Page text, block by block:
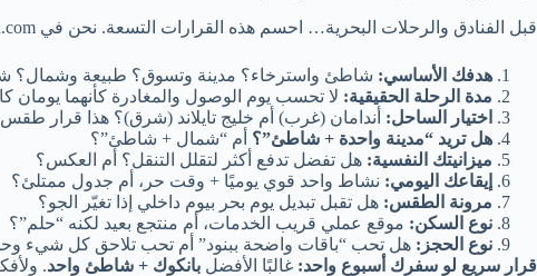
قبل الفنادق والرحلات البحرية… احسم هذه القرارات التسعة. نحن في alaazerbaijan.com نبدأ بها دائمًا لأنها تمنع “التخطيط العشوائي” الذي يضيّع الوقت والميزانية.
هدفك الأساسي: شاطئ واسترخاء؟ مدينة وتسوق؟ طبيعة
مدة الرحلة الحقيقية: لا تحسب يوم الوصول والمغادرة كأنهما يومان
اختيار الساحل: أندامان (غرب) أم خليج تايلاند (شرق)؟ هذا قرار
هل تريد “مدينة واحدة + شاطئ”؟ أم “شمال + شاطئ”؟
ميزانيتك النفسية: هل تفضل تدفع أكثر لتقلل التنقل؟ أم العكس؟
إيقاعك اليومي: نشاط واحد قوي يوميًا + وقت حر، أم جدول ممتلئ؟
مرونة الطقس: هل تقبل تبديل يوم بحر بيوم داخلي إذا تغيّر الجو؟
نوع السكن: موقع عملي قريب الخدمات، أم منتجع بعيد لكنه “حلم”؟
نوع الحجز: هل تحب “باقات واضحة ببنود” أم تحب تلاحق كل شيء
قرار سريع لو سفرك أسبوع واحد: غالبًا الأفضل بانكوك + شاطئ واحد.